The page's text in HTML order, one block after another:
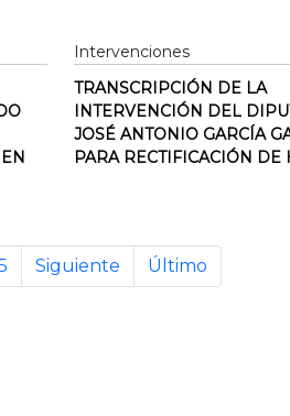
Intervenciones
TRANSCRIPCIÓN DE LA
INTERVENCIÓN DEL
JOSÉ ANTONIO GARCÍA
PARA RECTIFICACIÓN DE
Siguiente Último